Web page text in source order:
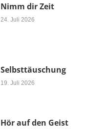
Nimm dir Zeit
24. Juli 2026
Selbsttäuschung
19. Juli 2026
Hör auf den Geist